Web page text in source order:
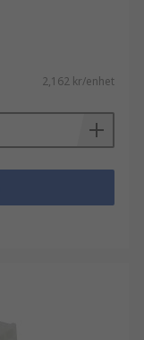
2,162 kr/enhet